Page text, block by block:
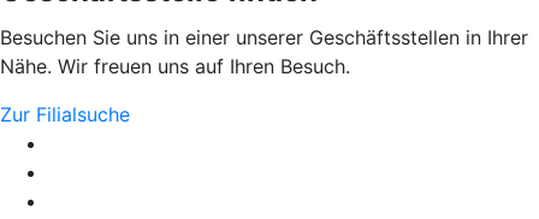
Besuchen Sie uns in einer unserer Geschäftsstellen in Ihrer
Nähe. Wir freuen uns auf Ihren Besuch.
Zur Filialsuche